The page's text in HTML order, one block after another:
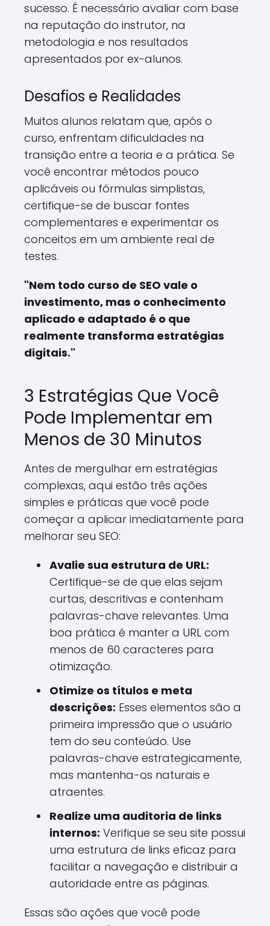
sucesso. É necessário avaliar com base
na reputação do instrutor, na
metodologia e nos resultados
apresentados por ex-alunos.
Desafios e Realidades
Muitos alunos relatam que, após o
curso, enfrentam dificuldades na
transição entre a teoria e a prática. Se
você encontrar métodos pouco
aplicáveis ou fórmulas simplistas,
certifique-se de buscar fontes
complementares e experimentar os
conceitos em um ambiente real de
testes.
"Nem todo curso de SEO vale o
investimento, mas o conhecimento
aplicado e adaptado é o que
realmente transforma estratégias
digitais."
3 Estratégias Que Você
Pode Implementar em
Menos de 30 Minutos
Antes de mergulhar em estratégias
complexas, aqui estão três ações
simples e práticas que você pode
começar a aplicar imediatamente para
melhorar seu SEO:
Avalie sua estrutura de URL:
Certifique-se de que elas sejam
curtas, descritivas e contenham
palavras-chave relevantes. Uma
boa prática é manter a URL com
menos de 60 caracteres para
otimização.
Otimize os títulos e meta
descrições: Esses elementos são a
primeira impressão que o usuário
tem do seu conteúdo. Use
palavras-chave estrategicamente,
mas mantenha-os naturais e
atraentes.
Realize uma auditoria de links
internos: Verifique se seu site possui
uma estrutura de links eficaz para
facilitar a navegação e distribuir a
autoridade entre as páginas.
Essas são ações que você pode